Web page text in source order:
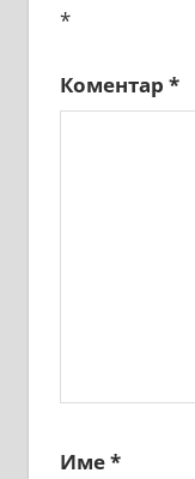
*
Коментар *
Име*